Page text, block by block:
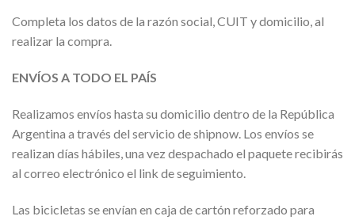
Completa los datos de la razón social, CUIT y domicilio, al
realizar la compra.
ENVÍOS A TODO EL PAÍS
Realizamos envíos hasta su domicilio dentro de la República
Argentina a través del servicio de shipnow. Los envíos se
realizan días hábiles, una vez despachado el paquete recibirás
al correo electrónico el link de seguimiento.
Las bicicletas se envían en caja de cartón reforzado para